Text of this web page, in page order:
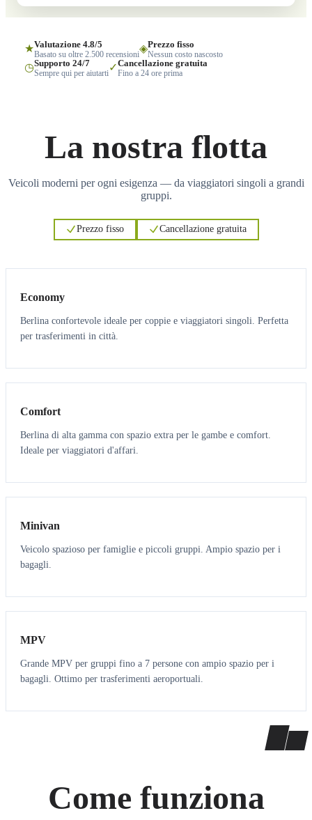
★Valutazione 4.8/5
Basato su oltre 2.500 recensioni◈Prezzo fisso
Nessun costo nascosto
◷Supporto 24/7
Sempre qui per aiutarti✓Cancellazione gratuita
Fino a 24 ore prima
La nostra flotta
Veicoli moderni per ogni esigenza — da viaggiatori singoli a grandi
gruppi.
Prezzo fisso Cancellazione gratuita
Economy
Berlina confortevole ideale per coppie e viaggiatori singoli. Perfetta
per trasferimenti in città.
3 3
Comfort
Berlina di alta gamma con spazio extra per le gambe e comfort.
Ideale per viaggiatori d'affari.
6 5
Minivan
Veicolo spazioso per famiglie e piccoli gruppi. Ampio spazio per i
bagagli.
7 7
MPV
Grande MPV per gruppi fino a 7 persone con ampio spazio per i
bagagli. Ottimo per trasferimenti aeroportuali.
Come funziona